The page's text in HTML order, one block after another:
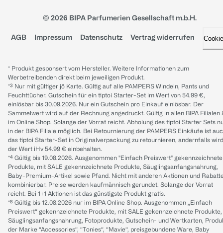
© 2026 BIPA Parfumerien Gesellschaft m.b.H.
AGB Impressum Datenschutz Vertrag widerrufen
* Produkt gesponsert vom Hersteller. Weitere Informationen zum
Werbetreibenden direkt beim jeweiligen Produkt.
*³ Nur mit gültiger jö Karte. Gültig auf alle PAMPERS Windeln, Pants und
Feuchttücher. Gutschein für ein tiptoi Starter-Set im Wert von 54.99 €,
einlösbar bis 30.09.2026. Nur ein Gutschein pro Einkauf einlösbar. Der
Sammelwert wird auf der Rechnung angedruckt. Gültig in allen BIPA Filialen
im Online Shop. Solange der Vorrat reicht. Abholung des tiptoi Starter Sets
in der BIPA Filiale möglich. Bei Retournierung der PAMPERS Einkäufe ist
das tiptoi Starter-Set in Originalverpackung zu retournieren, andernfalls wird
der Wert iHv 54.99 € einbehalten.
*⁴ Gültig bis 19.08.2026. Ausgenommen "Einfach Preiswert" gekennzeichnete
Produkte, mit SALE gekennzeichnete Produkte, Säuglingsanfangsnahrung,
Baby-Premium-Artikel sowie Pfand. Nicht mit anderen Aktionen und
kombinierbar. Preise werden kaufmännisch gerundet. Solange der Vorrat
reicht. Bei 1+1 Aktionen ist das günstigste Produkt gratis.
*⁸ Gültig bis 12.08.2026 nur im BIPA Online Shop. Ausgenommen „Einfach
Preiswert“ gekennzeichnete Produkte, mit SALE gekennzeichnete Produkte,
Säuglingsanfangsnahrung, Fotoprodukte, Gutschein- und Wertkarten,
der Marke “Accessories“, “Tonies“, “Mavie“, preisgebundene Ware, Baby